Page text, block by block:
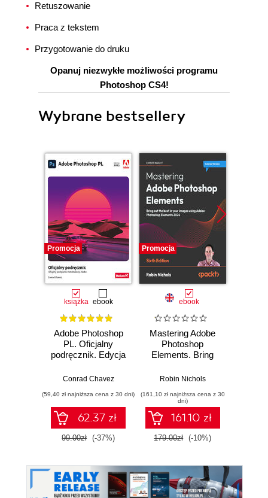
Retuszowanie
Praca z tekstem
Przygotowanie do druku
Opanuj niezwykłe możliwości programu
Photoshop CS4!
Wybrane bestsellery
Promocja
książka ebook
Adobe Photoshop
PL. Oficjalny
podręcznik. Edycja
Conrad Chavez
(59,40 zł najniższa cena z 30 dni)
62.37 zł
99.00zł (-37%)
Promocja
ebook
Mastering Adobe
Photoshop
Elements. Bring
images using
Elements 2024 -
Sixth Edition
Robin Nichols
(161,10 zł najniższa cena z 30
dni)
161.10 zł
179.00zł (-10%)